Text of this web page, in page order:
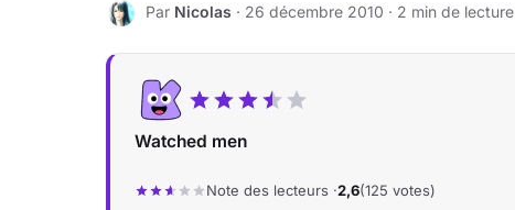
N Par Nicolas · 26 décembre 2010 · 2 min de lecture
Watched men
Note des lecteurs ·2,6(125 votes)